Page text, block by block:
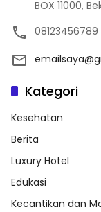
BOX 11000,
08123456789
Kategori
Kesehatan
Berita
Luxury Hotel
Edukasi
Kecantikan dan